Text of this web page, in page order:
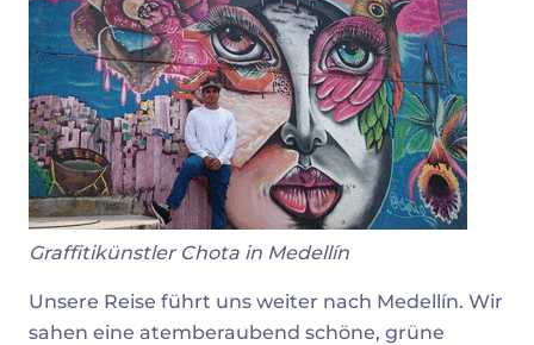
Graffitikünstler Chota in Medellín
Unsere Reise führt uns weiter nach Medellín. Wir
sahen eine atemberaubend schöne, grüne